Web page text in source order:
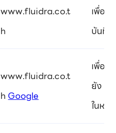
www.fluidra.co.t
h
เพื่อส
บันทึก
www.fluidra.co.t
hGoogle
เพื่อส่
ยัง
ในหล